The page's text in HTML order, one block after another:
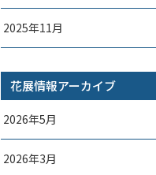
2025年11月
花展情報アーカイブ
2026年5月
2026年3月